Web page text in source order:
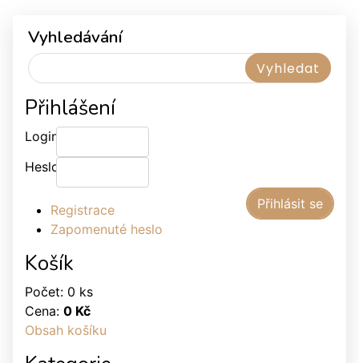
Vyhledávání
Přihlášení
Login:
Heslo:
Registrace
Zapomenuté heslo
Košík
Počet: 0 ks
Cena: 0 Kč
Obsah košíku